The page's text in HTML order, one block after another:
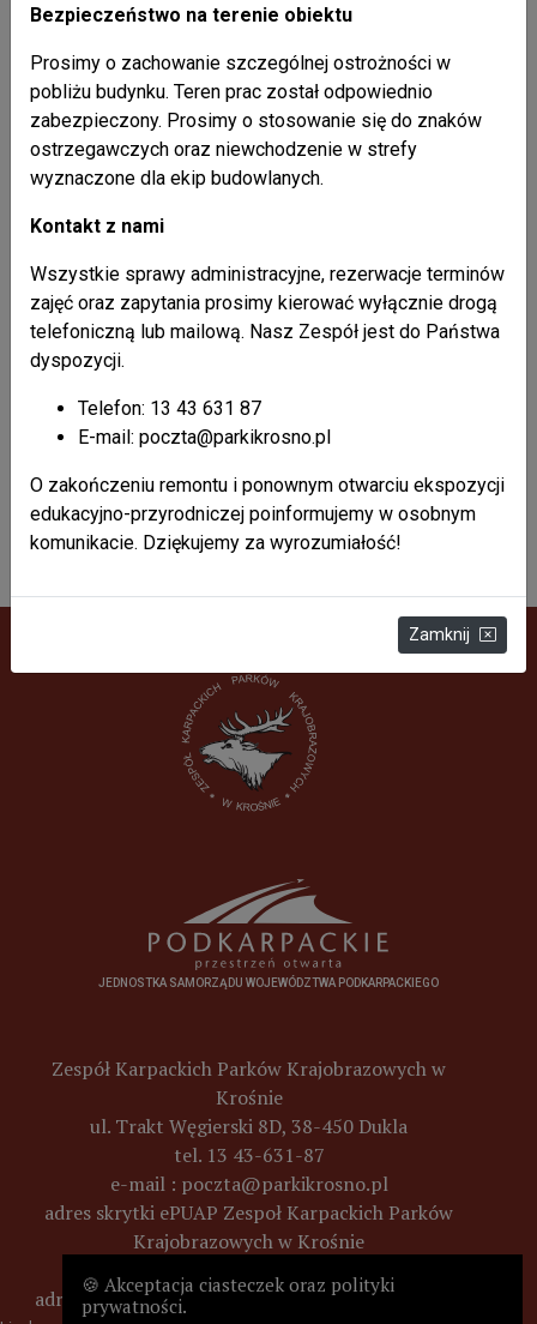
Liczba odsłon: 11467490
Multimedia
JEDNOSTKA SAMORZĄDU WOJEWÓDZTWA PODKARPACKIEGO
Zespół Karpackich Parków Krajobrazowych w
Krośnie
ul. Trakt Węgierski 8D, 38-450 Dukla
tel. 13 43-631-87
e-mail : poczta@parkikrosno.pl
adres skrytki ePUAP Zespoł Karpackich Parków
Krajobrazowych w Krośnie
adres e-doręczeńAE:PL-57820-74932-FCFUU-21
Bezpieczeństwo na terenie obiektu
Prosimy o zachowanie szczególnej ostrożności w
pobliżu budynku. Teren prac został odpowiednio
zabezpieczony. Prosimy o stosowanie się do znaków
ostrzegawczych oraz niewchodzenie w strefy
wyznaczone dla ekip budowlanych.
Kontakt z nami
Wszystkie sprawy administracyjne, rezerwacje terminów
zajęć oraz zapytania prosimy kierować wyłącznie drogą
telefoniczną lub mailową. Nasz Zespół jest do Państwa
dyspozycji.
Telefon: 13 43 631 87
E-mail: poczta@parkikrosno.pl
O zakończeniu remontu i ponownym otwarciu ekspozycji
edukacyjno-przyrodniczej poinformujemy w osobnym
komunikacie. Dziękujemy za wyrozumiałość!
Zamknij
🍪 Akceptacja ciasteczek oraz polityki
prywatności.